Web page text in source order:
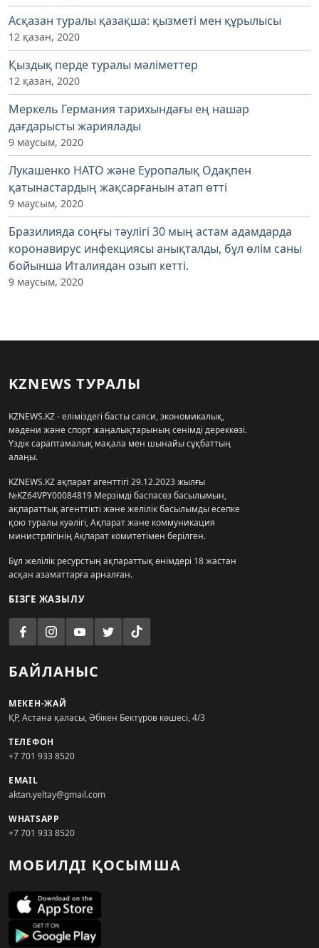
Асқазан туралы қазақша: қызметі мен құрылысы
12 қазан, 2020
Қыздық перде туралы мәліметтер
12 қазан, 2020
Меркель Германия тарихындағы ең нашар
дағдарысты жариялады
9 маусым, 2020
Лукашенко НАТО және Еуропалық Одақпен
қатынастардың жақсарғанын атап өтті
9 маусым, 2020
Бразилияда соңғы тәулігі 30 мың астам адамдарда
коронавирус инфекциясы анықталды, бұл өлім саны
бойынша Италиядан озып кетті.
9 маусым, 2020
KZNEWS ТУРАЛЫ
KZNEWS.KZ - еліміздегі басты саяси, экономикалық,
мәдени және спорт жаңалықтарының сенімді дереккөзі.
Үздік сараптамалық мақала мен шынайы сұқбаттың
алаңы.
KZNEWS.KZ ақпарат агенттігі 29.12.2023 жылғы
№KZ64VPY00084819 Мерзімді баспасөз басылымын,
ақпараттық агенттікті және желілік басылымды есепке
қою туралы куәлігі, Ақпарат және коммуникация
министрлігінің Ақпарат комитетімен берілген.
Бұл желілік ресурстың ақпараттық өнімдері 18 жастан
асқан азаматтарға арналған.
БІЗГЕ ЖАЗЫЛУ
БАЙЛАНЫС
МЕКЕН-ЖАЙ
ҚР, Астана қаласы, Әбікен Бектұров көшесі, 4/3
ТЕЛЕФОН
+7 701 933 8520
EMAIL
aktan.yeltay@gmail.com
WHATSAPP
+7 701 933 8520
МОБИЛДІ ҚОСЫМША